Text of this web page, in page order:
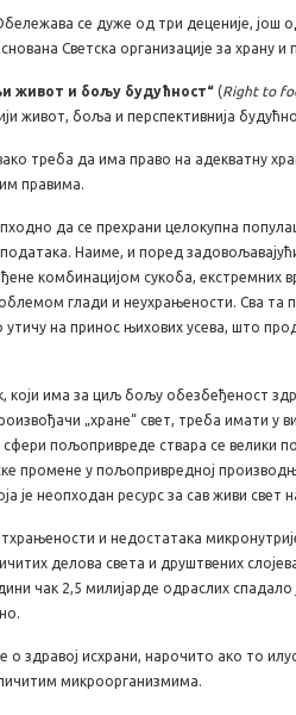
се дуже од три деценије,
Светска организације за храну
живот и бољу будућност“ (Right to
живот, боља и перспективнија
треба да има право на адекватну
правима.
да се прехрани целокупна
Наиме, и поред
комбинацијом сукоба, екстремних
глади и неухрањености. Сва та
на принос њихових усева, што
има за циљ бољу обезбеђеност
„хране“ свет, треба имати
пољопривреде ствара се велики
промене у пољопривредној
је неопходан ресурс за сав живи свет
и недостатака
делова света и друштвених
чак 2,5 милијарде одраслих
здравој исхрани, нарочито ако то
микроорганизмима.